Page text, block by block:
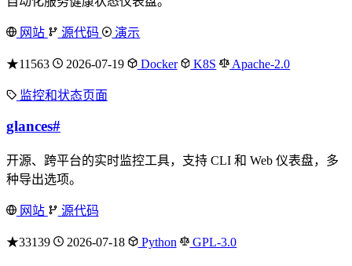
网站 源代码 演示
★11563 2026-07-19 Docker K8S Apache-2.0
监控和状态页面
glances#
开源、跨平台的实时监控工具，支持 CLI 和 Web 仪表盘，多
种导出选项。
网站 源代码
★33139 2026-07-18 Python GPL-3.0